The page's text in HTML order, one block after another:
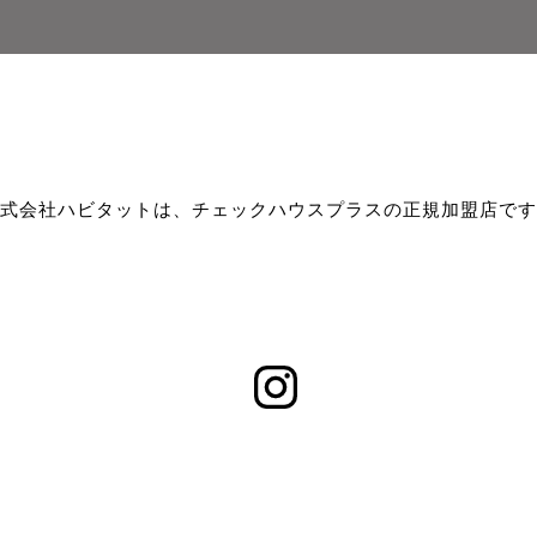
会社ハビタットは、チェックハウスプラスの正規加盟店で